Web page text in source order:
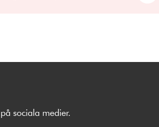
sociala medier.